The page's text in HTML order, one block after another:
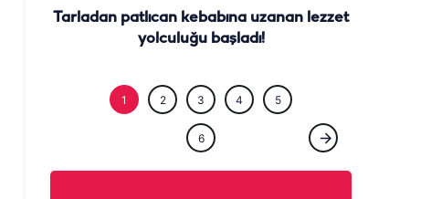
ÖZEL HABER
3